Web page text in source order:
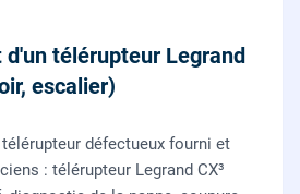
d'un télérupteur Legrand
escalier)
défectueux fourni et
: télérupteur Legrand CX³